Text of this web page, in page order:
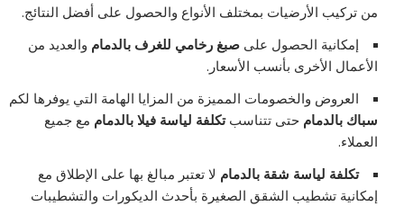
من تركيب الأرضيات بمختلف الأنواع والحصول على أفضل النتائج.
إمكانية الحصول علىصبغ رخامي للغرف بالدمام والعديد من
الأعمال الأخرى بأنسب الأسعار.
العروض والخصومات المميزة من المزايا الهامة التي يوفرها لكم
سباك بالدمام حتى تتناسبتكلفة لياسة فيلا بالدمام مع جميع
العملاء.
تكلفة لياسة شقة بالدمام لا تعتبر مبالغ بها على الإطلاق مع
إمكانية تشطيب الشقق الصغيرة بأحدث الديكورات والتشطيبات